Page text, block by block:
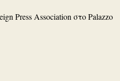
Press Association στο Palazzo